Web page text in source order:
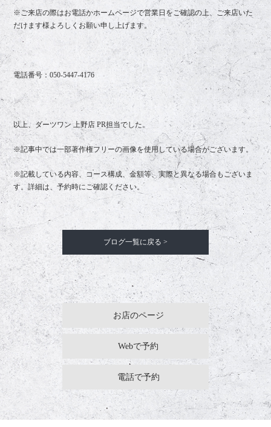
※ご来店の際はお電話かホームページで営業日をご確認の上、ご来店いた
だけます様よろしくお願い申し上げます。
電話番号：050-5447-4176
以上、ダーツワン 上野店 PR担当でした。
※記事中では一部著作権フリーの画像を使用している場合がございます。
※記載している内容、コース構成、金額等、実際と異なる場合もございま
す。詳細は、予約時にご確認ください。
ブログ一覧に戻る >
お店のページ
Webで予約
電話で予約